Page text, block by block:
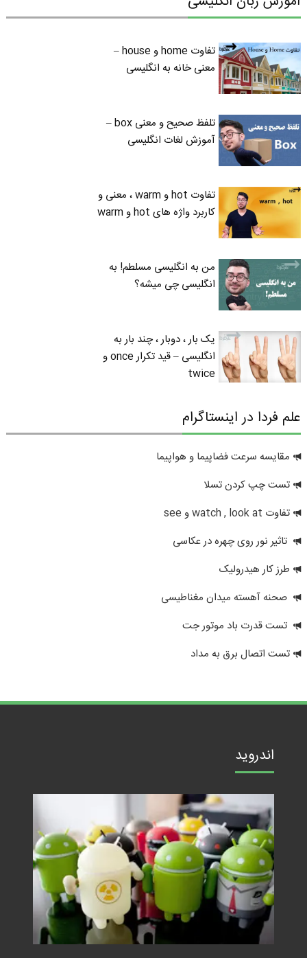
تفاوت home و house –
معنی خانه به انگلیسی
تلفظ صحیح و معنی box –
آموزش لغات انگلیسی
تفاوت hot و warm ، معنی و
کاربرد واژه های hot و warm
من به انگلیسی مسلطم! به
انگلیسی چی میشه؟
یک بار ، دوبار ، چند بار به
انگلیسی – قید تکرار once و
twice
علم فردا در اینستاگرام
مقایسه سرعت فضاپیما و هواپیما
تست چپ کردن تسلا
تفاوت watch , look at و see
تاثیر نور روی چهره در عکاسی
طرز کار هیدرولیک
صحنه آهسته میدان مغناطیسی
تست قدرت باد موتور جت
تست اتصال برق به مداد
اندروید